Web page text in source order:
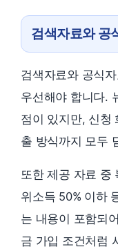
검색자료와 공
검색자료와 공식
우선해야 합니다.
점이 있지만, 신청
출 방식까지 모두
또한 제공 자료 중
위소득 50% 이하
는 내용이 포함되
금 가입 조건처럼